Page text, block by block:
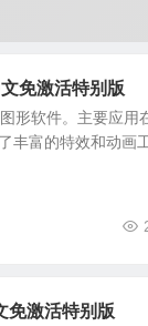
免激活特别版
形软件。主要应用
丰富的特效和动画工
免激活特别版